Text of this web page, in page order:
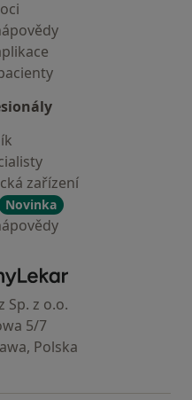
zařízení
Novinka
- Hlavní stránka
Sp. z o.o.
5/7
Polska